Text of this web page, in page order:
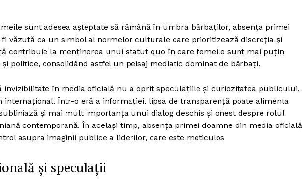
sunt adesea așteptate să rămână în umbra bărbaților, absența primei
văzută ca un simbol al normelor culturale care prioritizează discreția și
contribuie la menținerea unui statut quo în care femeile sunt mai puțin
politice, consolidând astfel un peisaj mediatic dominat de bărbați.
invizibilitate în media oficială nu a oprit speculațiile și curiozitatea publicului,
internațional. Într-o eră a informației, lipsa de transparență poate alimenta
și mai mult importanța unui dialog deschis și onest despre rolul
contemporană. În același timp, absența primei doamne din media oficială
asupra imaginii publice a liderilor, care este meticulos
și speculații